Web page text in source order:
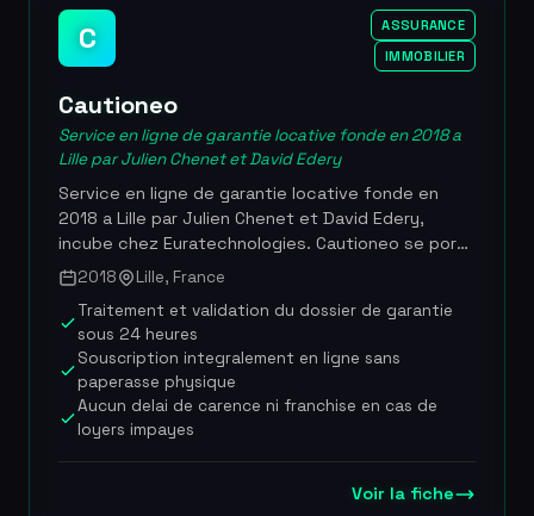
d'avocats, directions juridiques et services de
ressources humaines. Base de pres de 5 millions
de decisions de justice francaises toutes
de compagnies d'assurance, cabinets d'avocats
et directions juridiques, couverture de plus de 20
domaines du droit civil, commercial et social,
acquisition strategique par LexisNexis France.
Integration complete dans l'ecosysteme Lexis+ et
la base JurisData.
C
ASSURANCE
IMMOBILIER
Cautioneo
Service en ligne de garantie locative fonde en 2018 a
Lille par Julien Chenet et David Edery
Service en ligne de garantie locative fonde en
2018 a Lille par Julien Chenet et David Edery,
incube chez Euratechnologies. Cautioneo se porte
garant institutionnel pour les locataires ne
disposant pas de caution personnelle ou se
trouvant dans des situations dites atypiques
(mutation, nouvel emploi, CDD, independant),
facilitant ainsi leur acces au logement. En
parallele, la plateforme securise les revenus du
proprietaire en couvrant les loyers impayes sans
delai de carence ni franchise, ainsi que les
degradations immobilieres et les frais juridiques
eventuels. Cautioneo a egalement developpe
2018
Lille, France
Traitement et validation du dossier de garantie
sous 24 heures
Souscription integralement en ligne sans
paperasse physique
Aucun delai de carence ni franchise en cas de
loyers impayes
Voir la fiche